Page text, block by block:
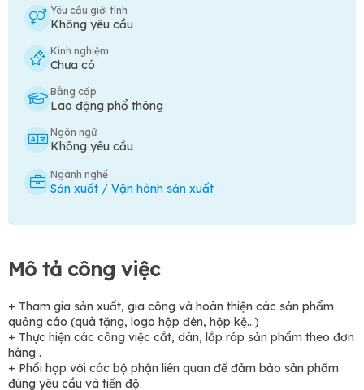
Yêu cầu giới tính
Không yêu cầu
Kinh nghiệm
Chưa có
Bằng cấp
Lao động phổ thông
Ngôn ngữ
Không yêu cầu
Ngành nghề
Sản xuất / Vận hành sản xuất
Mô tả công việc
+ Tham gia sản xuất, gia công và hoàn thiện các sản phẩm
quảng cáo (quà tặng, logo hộp đèn, hộp kệ...)
+ Thực hiện các công việc cắt, dán, lắp ráp sản phẩm theo đơn
hàng .
+ Phối hợp với các bộ phận liên quan để đảm bảo sản phẩm
đúng yêu cầu và tiến độ.